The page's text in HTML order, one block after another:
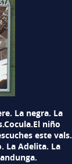
La negra. La
niño
este vals.
La Adelita. La